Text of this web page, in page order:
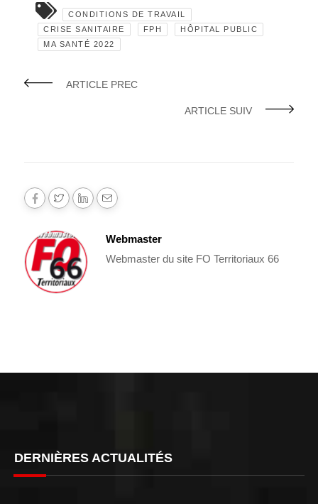
CONDITIONS DE TRAVAIL
CRISE SANITAIRE
FPH
HÔPITAL PUBLIC
MA SANTÉ 2022
ARTICLE PREC
ARTICLE SUIV
Webmaster
Webmaster du site FO Territoriaux 66
DERNIÈRES ACTUALITÉS